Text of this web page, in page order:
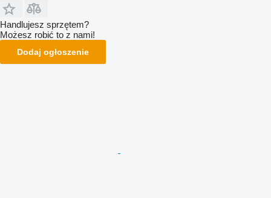
Handlujesz sprzętem?
Możesz robić to z nami!
Dodaj ogłoszenie